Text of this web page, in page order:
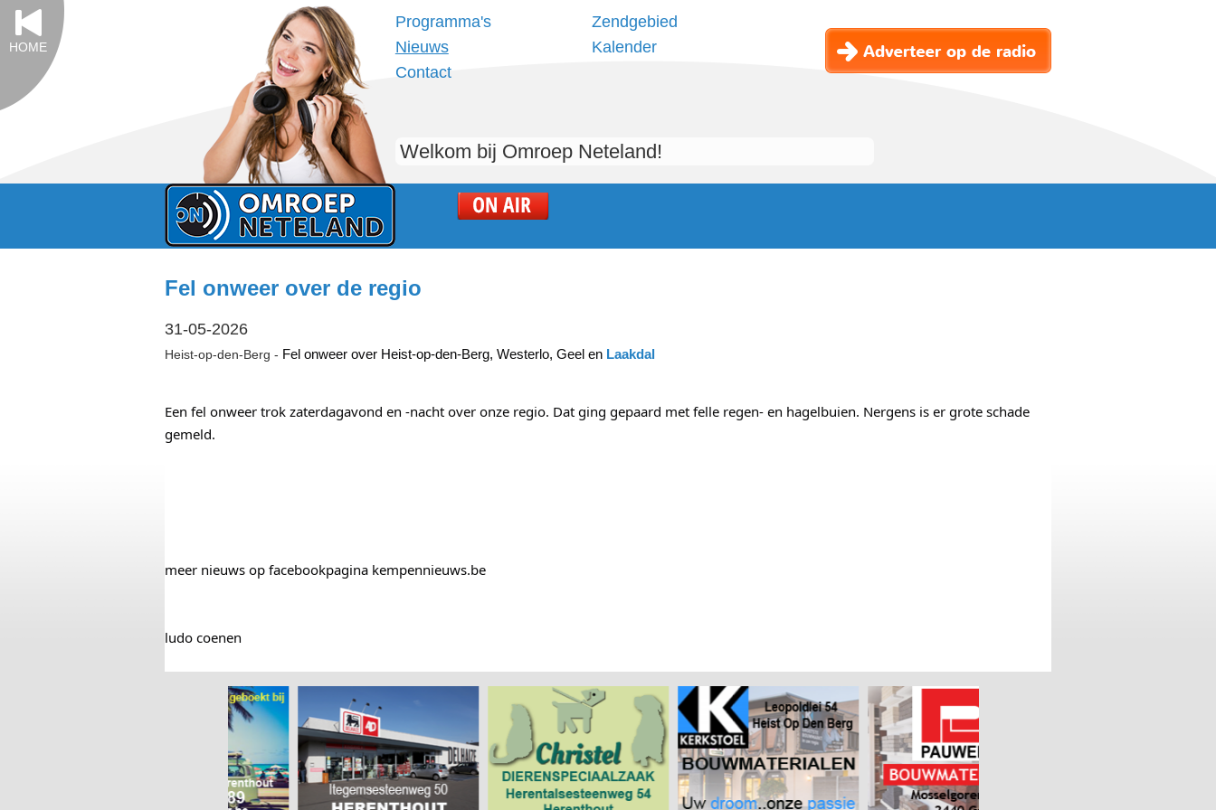
HOME
Programma's
Zendgebied
Nieuws
Kalender
Contact
Welkom bij Omroep Neteland!
Fel onweer over de regio
31-05-2026
Heist-op-den-Berg - Fel onweer over Heist-op-den-Berg, Westerlo, Geel en Laakdal
Een fel onweer trok zaterdagavond en -nacht over onze regio. Dat ging gepaard met felle regen- en hagelbuien. Nergens is er grote schade
gemeld.
meer nieuws op facebookpagina kempennieuws.be
ludo coenen